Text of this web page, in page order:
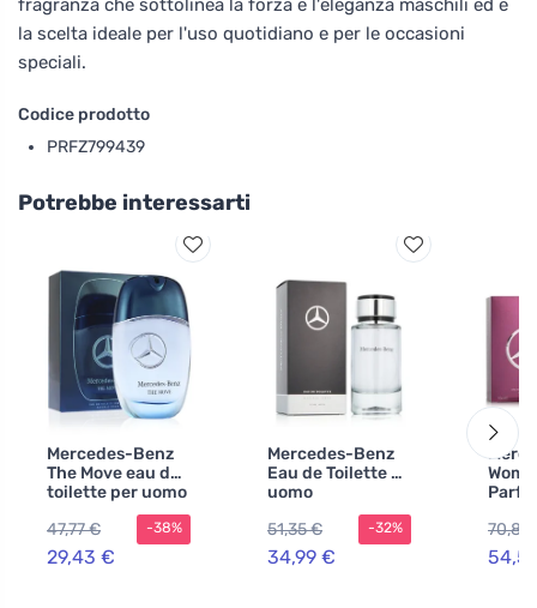
la scelta ideale per l'uso quotidiano e per le occasioni
speciali.
Codice prodotto
PRFZ799439
Potrebbe interessarti
Mercedes-Benz
The Move eau de
toilette per uomo
47,77 €
29,43 €
-38%
Mercedes-Benz
Eau de Toilette da
uomo
51,35 €
34,99 €
-32%
70,86